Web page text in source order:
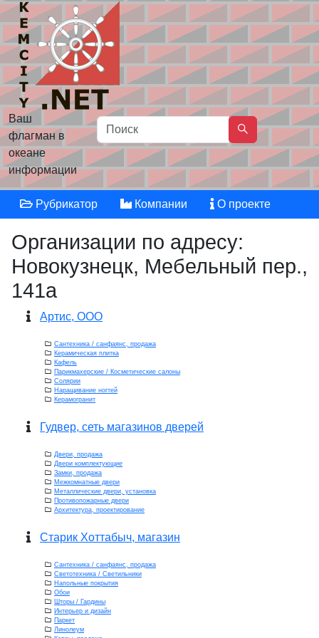
Ваш
флагман в
океане
информации
Рубрикатор Компании О проекте
Организации по адресу:
Новокузнецк, Мебельный пер.,
141а
Артис, ООО
Сантехника / санфаянс, продажа
Керамическая плитка
Кафель
Парикмахерские / Косметические салоны
Солярии
Наращивание ногтей
Керамогранит
Гудвер, сеть магазинов дверей
Двери, продажа
Двери комплектующие
Замки, продажа
Межкомнатные двери
Металлические двери, установка
Противопожарные двери
Архитектура, проектирование
Старик Хоттабыч, магазин
Сантехника / санфаянс, продажа
Светотехника / Светильники
Напольные покрытия
Обои
Шторы / Гардины
Интерьер и дизайн
Паркет
Линолеум